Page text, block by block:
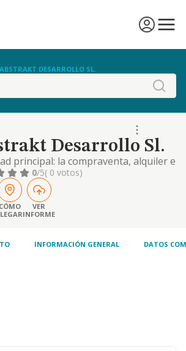
ABSTRAKT DESARROLLO SL.
Desarrollo Sl.
principal: la compraventa, alquiler e
de toda clase de fincas
y urbanas, la promoción y
sobre las mismas de toda clase
su rehabilitación, venta o
no financiero, y la
0/5( 0 votos)
CÓMO
VER
INFORME
INFORMACIÓN GENERAL DATOS